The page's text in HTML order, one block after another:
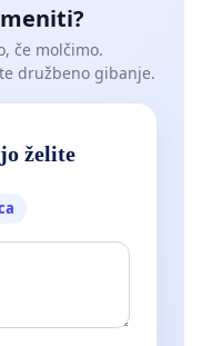
če molčimo.
družbeno gibanje.
želite